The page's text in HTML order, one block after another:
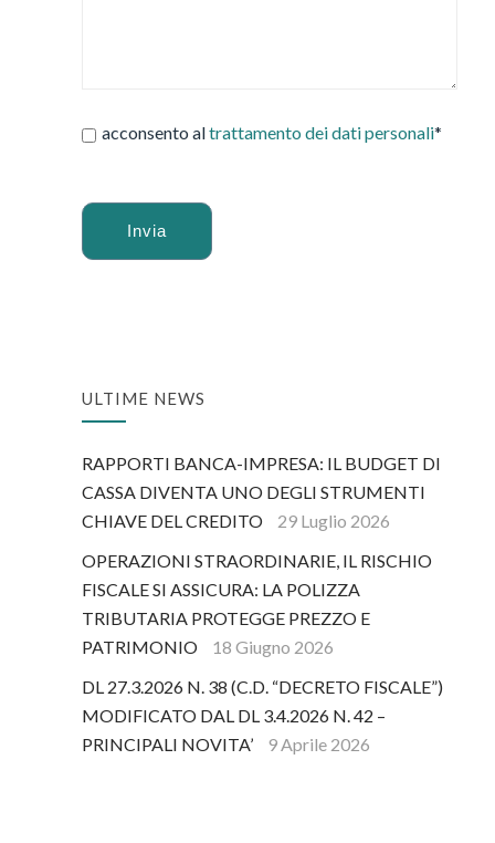
acconsento altrattamento dei dati personali*
ULTIME NEWS
RAPPORTI BANCA-IMPRESA: IL BUDGET DI
CASSA DIVENTA UNO DEGLI STRUMENTI
CHIAVE DEL CREDITO
29 Luglio 2026
OPERAZIONI STRAORDINARIE, IL RISCHIO
FISCALE SI ASSICURA: LA POLIZZA
TRIBUTARIA PROTEGGE PREZZO E
PATRIMONIO
18 Giugno 2026
DL 27.3.2026 N. 38 (C.D. “DECRETO FISCALE”)
MODIFICATO DAL DL 3.4.2026 N. 42 –
PRINCIPALI NOVITA’
9 Aprile 2026